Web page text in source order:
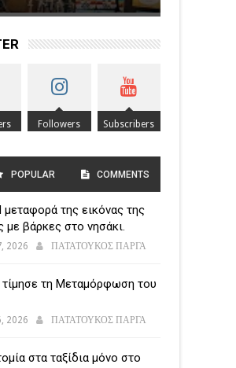
Followers Subscribers
POPULAR
POSTS
COMMENTS
της εικόνας της
με βάρκες στο νησάκι.
2026 ΠΑΤΑΤΟΥΚΟΣ ΠΑΡΓΑ
τη Μεταμόρφωση του
2026 ΠΑΤΑΤΟΥΚΟΣ ΠΑΡΓΑ
στα ταξίδια μόνο στο